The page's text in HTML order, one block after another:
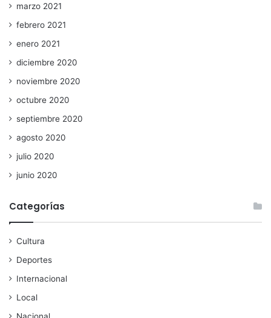
marzo 2021
febrero 2021
enero 2021
diciembre 2020
noviembre 2020
octubre 2020
septiembre 2020
agosto 2020
julio 2020
junio 2020
Categorías
Cultura
Deportes
Internacional
Local